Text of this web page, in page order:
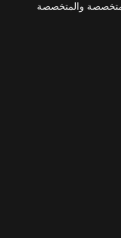
والمتخصصة